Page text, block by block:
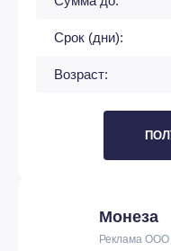
Срок (дни):
Возраст:
Монеза
Реклама